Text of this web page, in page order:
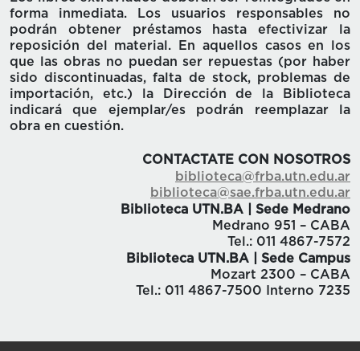
forma inmediata. Los usuarios responsables no
podrán obtener préstamos hasta efectivizar la
reposición del material. En aquellos casos en los
que las obras no puedan ser repuestas (por haber
sido discontinuadas, falta de stock, problemas de
importación, etc.) la Dirección de la Biblioteca
indicará que ejemplar/es podrán reemplazar la
obra en cuestión.
CONTACTATE CON NOSOTROS
biblioteca@frba.utn.edu.ar
biblioteca@sae.frba.utn.edu.ar
Biblioteca UTN.BA | Sede Medrano
Medrano 951 – CABA
Tel.: 011 4867-7572
Biblioteca UTN.BA | Sede Campus
Mozart 2300 – CABA
Tel.: 011 4867-7500 Interno 7235